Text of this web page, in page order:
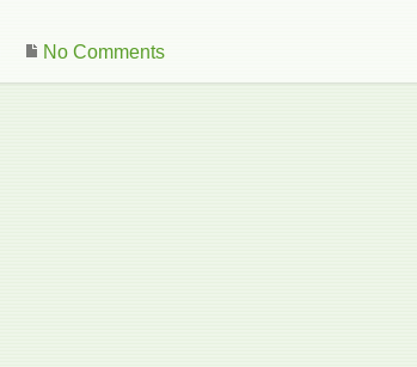
No Comments